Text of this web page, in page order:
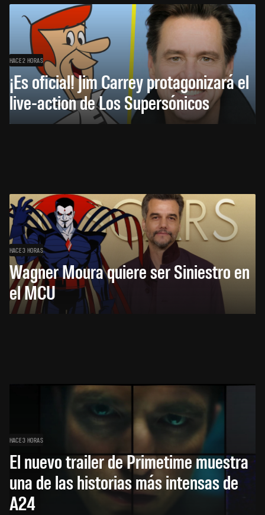
HACE 2 HORAS
¡Es oficial! Jim Carrey protagonizará el
live-action de Los Supersónicos
HACE 3 HORAS
Wagner Moura quiere ser Siniestro en
el MCU
HACE 3 HORAS
El nuevo trailer de Primetime muestra
una de las historias más intensas de
A24